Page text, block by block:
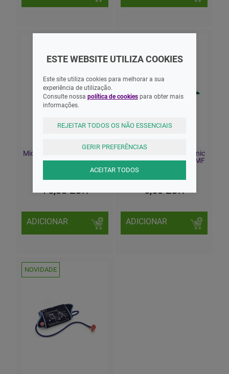
Microlife Oxy210 Oximetro
Dedo
75,38 EUR
ADICIONAR
Romed Termómetro Clinic
S/Mercúrio Therm-288MF
6,50 EUR
ADICIONAR
NOVIDADE
ESTE WEBSITE UTILIZA COOKIES
Este site utiliza cookies para melhorar a sua
experiência de utilização.
Consulte nossa política de cookies para obter mais
informações.
REJEITAR TODOS OS NÃO ESSENCIAIS
GERIR PREFERÊNCIAS
ACEITAR TODOS